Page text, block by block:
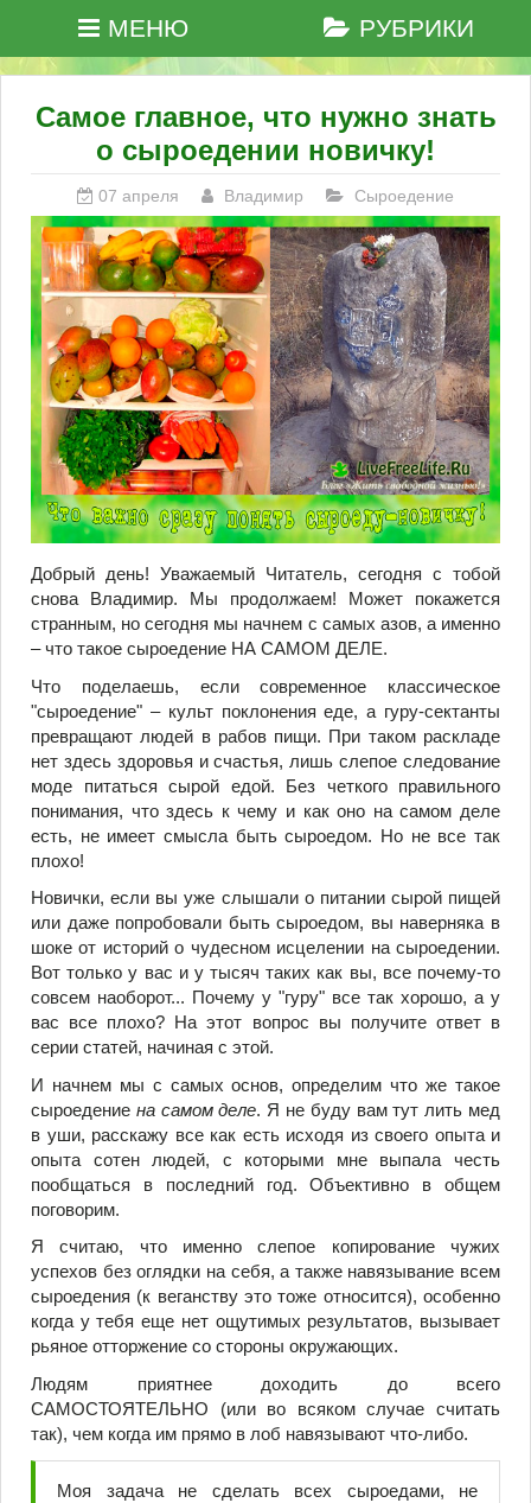
МЕНЮ РУБРИКИ
Самое главное, что нужно знать
о сыроедении новичку!
07 апреля Владимир Сыроедение
Добрый день! Уважаемый Читатель, сегодня с тобой
снова Владимир. Мы продолжаем! Может покажется
странным, но сегодня мы начнем с самых азов, а именно
– что такое сыроедение НА САМОМ ДЕЛЕ.
Что поделаешь, если современное классическое
"сыроедение" – культ поклонения еде, а гуру-сектанты
превращают людей в рабов пищи. При таком раскладе
нет здесь здоровья и счастья, лишь слепое следование
моде питаться сырой едой. Без четкого правильного
понимания, что здесь к чему и как оно на самом деле
есть, не имеет смысла быть сыроедом. Но не все так
плохо!
Новички, если вы уже слышали о питании сырой пищей
или даже попробовали быть сыроедом, вы наверняка в
шоке от историй о чудесном исцелении на сыроедении.
Вот только у вас и у тысяч таких как вы, все почему-то
совсем наоборот... Почему у "гуру" все так хорошо, а у
вас все плохо? На этот вопрос вы получите ответ в
серии статей, начиная с этой.
И начнем мы с самых основ, определим что же такое
сыроедение на самом деле. Я не буду вам тут лить мед
в уши, расскажу все как есть исходя из своего опыта и
опыта сотен людей, с которыми мне выпала честь
пообщаться в последний год. Объективно в общем
поговорим.
Я считаю, что именно слепое копирование чужих
успехов без оглядки на себя, а также навязывание всем
сыроедения (к веганству это тоже относится), особенно
когда у тебя еще нет ощутимых результатов, вызывает
рьяное отторжение со стороны окружающих.
Людям приятнее доходить до всего
САМОСТОЯТЕЛЬНО (или во всяком случае считать
так), чем когда им прямо в лоб навязывают что-либо.
Моя задача не сделать всех сыроедами, не